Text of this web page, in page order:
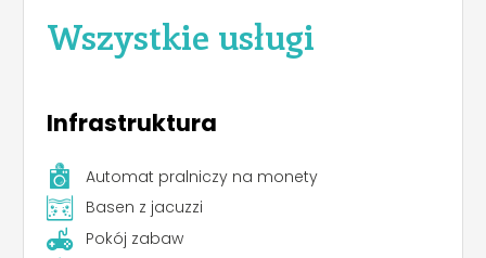
Wszystkie usługi
Infrastruktura
Automat pralniczy na monety
Basen z jacuzzi
Pokój zabaw